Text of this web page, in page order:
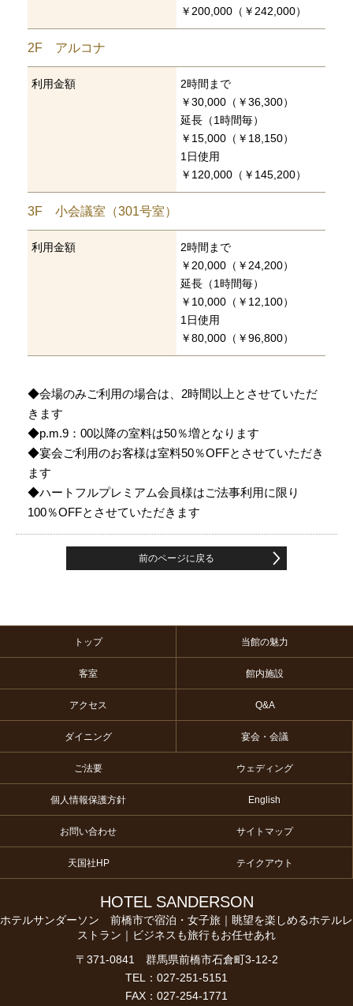
￥200,000（￥242,000）
2F アルコナ
利用金額
2時間まで
￥30,000（￥36,300）
延長（1時間毎）
￥15,000（￥18,150）
1日使用
￥120,000（￥145,200）
3F 小会議室（301号室）
利用金額
2時間まで
￥20,000（￥24,200）
延長（1時間毎）
￥10,000（￥12,100）
1日使用
￥80,000（￥96,800）
◆会場のみご利用の場合は、2時間以上とさせていただ
きます
◆p.m.9：00以降の室料は50％増となります
◆宴会ご利用のお客様は室料50％OFFとさせていただき
ます
◆ハートフルプレミアム会員様はご法事利用に限り
100％OFFとさせていただきます
前のページに戻る
トップ 当館の魅力
客室 館内施設
アクセス Q&A
ダイニング 宴会・会議
ご法要 ウェディング
個人情報保護方針 English
お問い合わせ サイトマップ
天国社HP テイクアウト
HOTEL SANDERSON
ホテルサンダーソン 前橋市で宿泊・女子旅｜眺望を楽しめるホテルレ
ストラン｜ビジネスも旅行もお任せあれ
〒371-0841 群馬県前橋市石倉町3-12-2
TEL：027-251-5151
FAX：027-254-1771